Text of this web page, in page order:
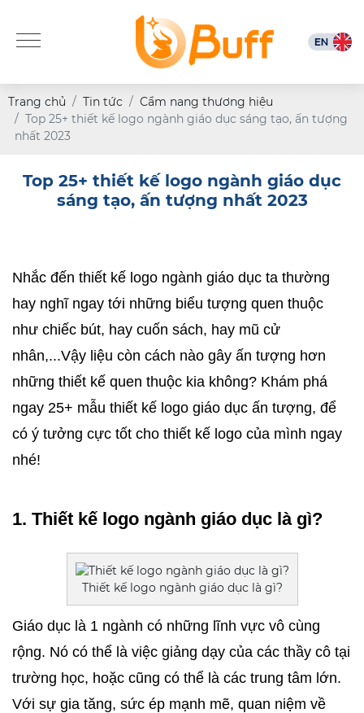
Trang chủ Tin tức
Cẩm nang thương hiệu
Top 25+ thiết kế logo ngành giáo dục sáng tạo, ấn tượng
nhất 2023
Top 25+ thiết kế logo ngành giáo dục
sáng tạo, ấn tượng nhất 2023
Nhắc đến thiết kế logo ngành giáo dục ta thường
hay nghĩ ngay tới những biểu tượng quen thuộc
như chiếc bút, hay cuốn sách, hay mũ cử
nhân,...Vậy liệu còn cách nào gây ấn tượng hơn
những thiết kế quen thuộc kia không? Khám phá
ngay 25+ mẫu thiết kế logo giáo dục ấn tượng, để
có ý tưởng cực tốt cho thiết kế logo của mình ngay
nhé!
1. Thiết kế logo ngành giáo dục là gì?
Thiết kế logo ngành giáo dục là gì?
Giáo dục là 1 ngành có những lĩnh vực vô cùng
rộng. Nó có thể là việc giảng dạy của các thầy cô tại
trường học, hoặc cũng có thể là các trung tâm lớn.
Với sự gia tăng, sức ép mạnh mẽ, quan niệm về